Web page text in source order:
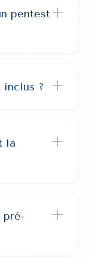
pentest +
? +
la
+
pré-
+